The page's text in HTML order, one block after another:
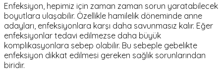
Enfeksiyon, hepimiz için zaman zaman sorun yaratabilecek
boyutlara ulaşabilir. Özellikle hamilelik döneminde anne
adayları, enfeksiyonlara karşı daha savunmasız kalır. Eğer
enfeksiyonlar tedavi edilmezse daha büyük
komplikasyonlara sebep olabilir. Bu sebeple gebelikte
enfeksiyon dikkat edilmesi gereken sağlık sorunlarından
biridir.